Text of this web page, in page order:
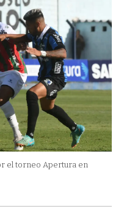
el torneo Apertura en